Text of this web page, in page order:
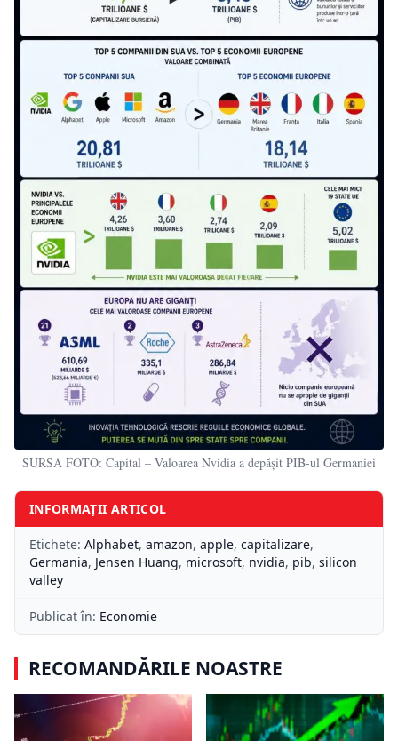
SURSA FOTO: Capital – Valoarea Nvidia a depășit PIB-ul Germaniei
INFORMAȚII ARTICOL
Etichete: Alphabet, amazon, apple, capitalizare,
Germania, Jensen Huang, microsoft, nvidia, pib, silicon
valley
Publicat în: Economie
RECOMANDĂRILE NOASTRE